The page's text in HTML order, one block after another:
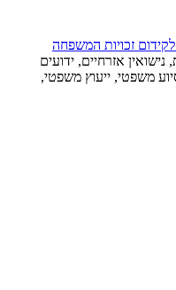
נישואין אזרחיים, ידועים
משפטי, ייעוץ משפטי,